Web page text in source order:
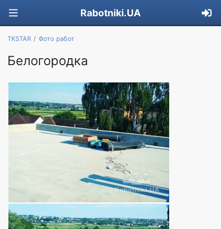
Rabotniki.UA
TKSTAR Фото работ
Белогородка